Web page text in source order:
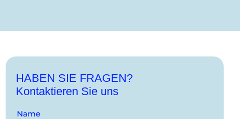
HABEN SIE FRAGEN?
Kontaktieren Sie uns
Name